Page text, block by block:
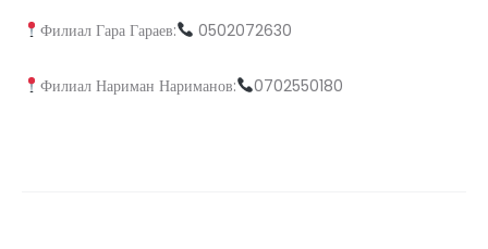
Филиал Гара Гараев: 0502072630
Филиал Нариман Нариманов: 0702550180